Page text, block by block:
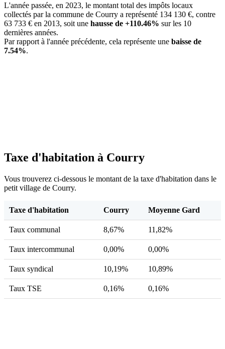
L'année passée, en 2023, le montant total des impôts locaux
collectés par la commune de Courry a représenté 134 130 €, contre
63 733 € en 2013, soit une hausse de +110.46% sur les 10
dernières années.
Par rapport à l'année précédente, cela représente une baisse de
7.54%.
Taxe d'habitation à Courry
Vous trouverez ci-dessous le montant de la taxe d'habitation dans le
petit village de Courry.
Taxe d'habitation Courry Moyenne Gard
Taux communal 8,67% 11,82%
Taux intercommunal 0,00% 0,00%
Taux syndical 10,19% 10,89%
Taux TSE 0,16% 0,16%